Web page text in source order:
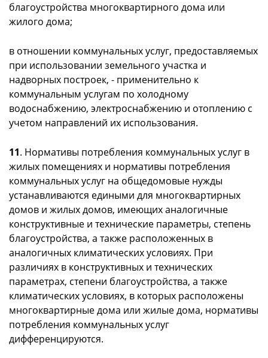
благоустройства многоквартирного дома или
жилого дома;
в отношении коммунальных услуг, предоставляемых
при использовании земельного участка и
надворных построек, - применительно к
коммунальным услугам по холодному
водоснабжению, электроснабжению и отоплению с
учетом направлений их использования.
11. Нормативы потребления коммунальных услуг в
жилых помещениях и нормативы потребления
коммунальных услуг на общедомовые нужды
устанавливаются едиными для многоквартирных
домов и жилых домов, имеющих аналогичные
конструктивные и технические параметры, степень
благоустройства, а также расположенных в
аналогичных климатических условиях. При
различиях в конструктивных и технических
параметрах, степени благоустройства, а также
климатических условиях, в которых расположены
многоквартирные дома или жилые дома, нормативы
потребления коммунальных услуг
дифференцируются.